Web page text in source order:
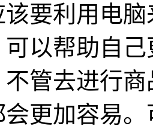
要利用电
以帮助自
管去进行
更加容易